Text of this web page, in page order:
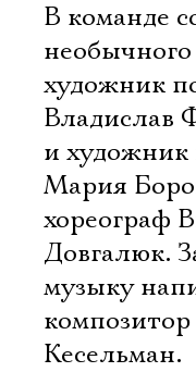
В команде
художник
Владислав
и
Мария
хореограф
Довгалюк.
музыку
Кесельман.